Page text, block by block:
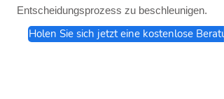
Entscheidungsprozess zu beschleunigen.
Holen Sie sich jetzt eine kostenlose